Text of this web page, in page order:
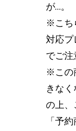
が…。
※こち
対応
でご注
※この
きな
の上、
「予